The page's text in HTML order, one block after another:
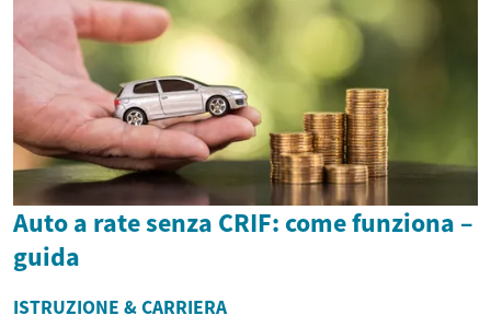
Auto a rate senza CRIF: come funziona –
guida
ISTRUZIONE & CARRIERA